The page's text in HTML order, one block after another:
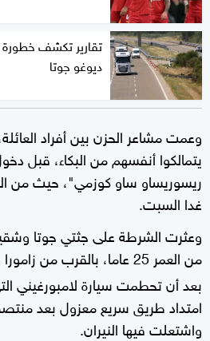
تقارير تكشف
ديوغو جوتا
وعمت مشاعر الحزن بين أفراد
يتمالكوا أنفسهم من البكاء، قبل
ريسوريساو ساو كوزمي"، حيث من
غدا السبت.
وعثرت الشرطة على جثتي جوتا
من العمر 25 عاما، بالقرب من زامورا في شمال غرب
بعد أن تحطمت سيارة لامبورغيني
امتداد طريق سريع معزول بعد
واشتعلت فيها النيران.